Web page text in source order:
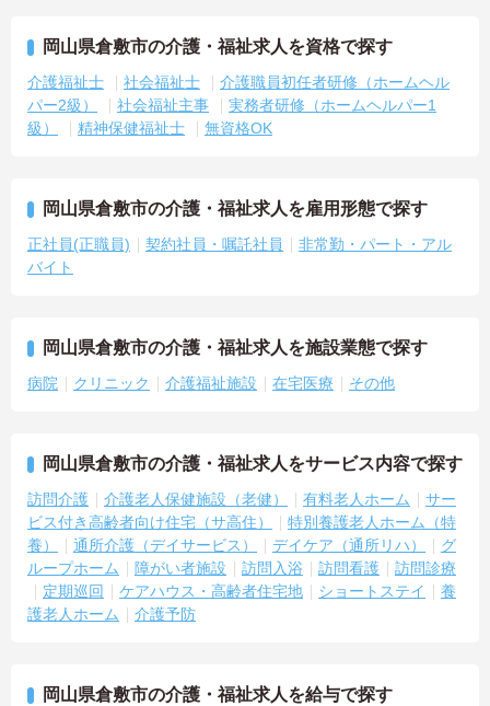
岡山県倉敷市の介護・福祉求人を資格で探す
介護福祉士 社会福祉士
介護職員初任者研修（ホームヘル
パー2級）
社会福祉主事
実務者研修（ホームヘルパー1
級）
精神保健福祉士 無資格OK
岡山県倉敷市の介護・福祉求人を雇用形態で探す
正社員(正職員) 契約社員・嘱託社員
非常勤・パート・アル
バイト
岡山県倉敷市の介護・福祉求人を施設業態で探す
病院 クリニック 介護福祉施設 在宅医療 その他
岡山県倉敷市の介護・福祉求人をサービス内容で探す
訪問介護 介護老人保健施設（老健） 有料老人ホーム
サー
ビス付き高齢者向け住宅（サ高住）
特別養護老人ホーム（特
養）
通所介護（デイサービス） デイケア（通所リハ）
グ
ループホーム
障がい者施設 訪問入浴 訪問看護
訪問診療
定期巡回
ケアハウス・高齢者住宅地 ショートステイ
養
護老人ホーム
介護予防
岡山県倉敷市の介護・福祉求人を給与で探す